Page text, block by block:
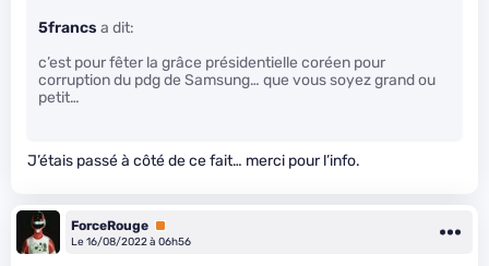
5francs a dit:
c’est pour fêter la grâce présidentielle coréen pour
corruption du pdg de Samsung… que vous soyez grand ou
petit…
J’étais passé à côté de ce fait… merci pour l’info.
ForceRouge Premium
Le 16/08/2022 à 06h56